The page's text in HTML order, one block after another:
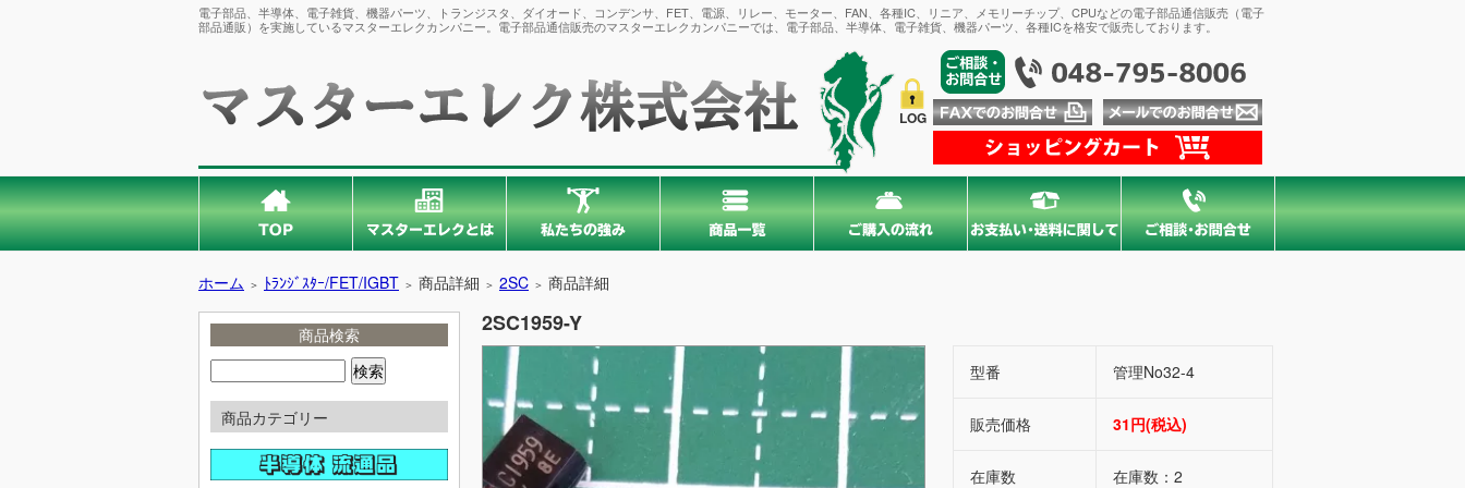
電子部品、半導体、電子雑貨、機器パーツ、トランジスタ、ダイオード、コンデンサ、FET、電源、リレー、モーター、FAN、各種IC、リニア、メモリーチップ、CPUなどの電子部品通信販売（電子
部品通販）を実施しているマスターエレクカンパニー。電子部品通信販売のマスターエレクカンパニーでは、電子部品、半導体、電子雑貨、機器パーツ、各種ICを格安で販売しております。
LOG
ホーム ＞ ﾄﾗﾝｼﾞｽﾀｰ/FET/IGBT ＞ 商品詳細 ＞ 2SC ＞ 商品詳細
商品検索
商品カテゴリー
2SC1959-Y
型番 管理No32-4
販売価格 31円(税込)
在庫数 在庫数：2